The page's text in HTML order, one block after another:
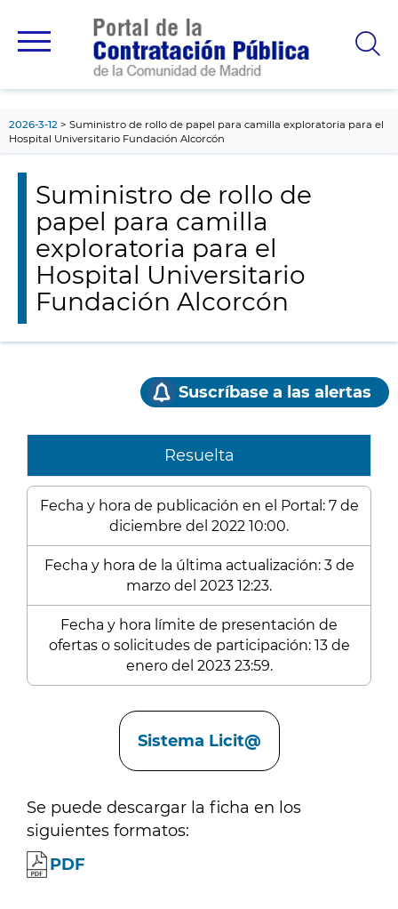
principal
2026-3-12
Suministro de rollo de papel para camilla exploratoria para el
Hospital Universitario Fundación Alcorcón
Suministro de rollo de
papel para camilla
exploratoria para el
Hospital Universitario
Fundación Alcorcón
Suscríbase a las alertas
Resuelta
Fecha y hora de publicación en el Portal: 7 de
diciembre del 2022 10:00.
Fecha y hora de la última actualización: 3 de
marzo del 2023 12:23.
Fecha y hora límite de presentación de
ofertas o solicitudes de participación: 13 de
enero del 2023 23:59.
Sistema Licit@
Se puede descargar la ficha en los
siguientes formatos:
PDF